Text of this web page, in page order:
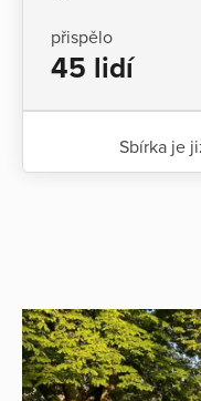
přispělo
45 lidí
Sbírka je